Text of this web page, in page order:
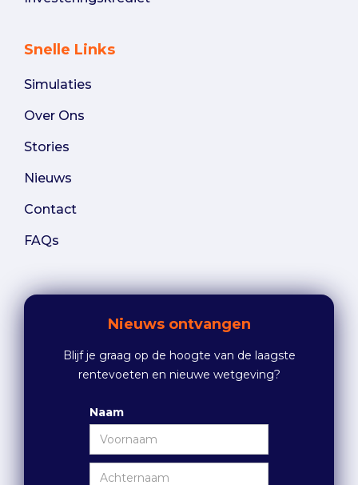
Snelle Links
Simulaties
Over Ons
Stories
Nieuws
Contact
FAQs
Nieuws ontvangen
Blijf je graag op de hoogte van de laagste
rentevoeten en nieuwe wetgeving?
Naam